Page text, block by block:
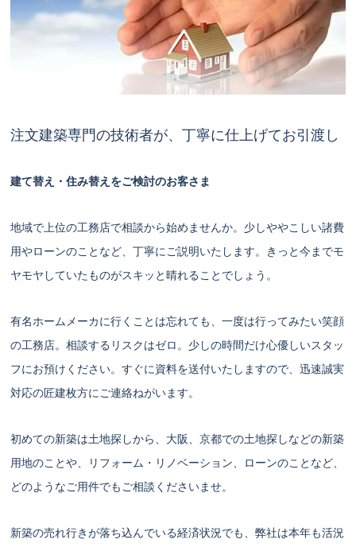
注文建築専門の技術者が、丁寧に仕上げてお引渡し
建て替え・住み替えをご検討のお客さま
地域で上位の工務店で相談から始めませんか。少しややこしい諸費
用やローンのことなど、丁寧にご説明いたします。きっと今までモ
ヤモヤしていたものがスキッと晴れることでしょう。
有名ホームメーカに行くことは忘れても、一度は行ってみたい笑顔
の工務店。相談するリスクはゼロ。少しの時間だけ心優しいスタッ
フにお預けください。すぐに資料を送付いたしますので、迅速誠実
対応の匠建枚方にご連絡ねがいます。
初めての新築は土地探しから、大阪、京都での土地探しなどの新築
用地のことや、リフォーム・リノベーション、ローンのことなど、
どのようなご用件でもご相談くださいませ。
新築の売れ行きが落ち込んでいる経済状況でも、弊社は本年も活況